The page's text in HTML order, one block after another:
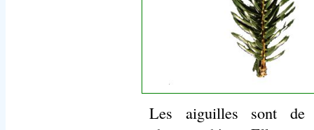
Les aiguilles sont